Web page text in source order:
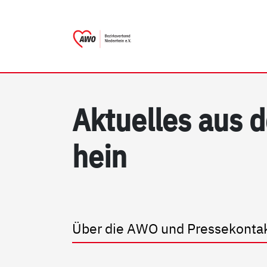
Ak­tu­el­les aus
hein
Über die AWO und